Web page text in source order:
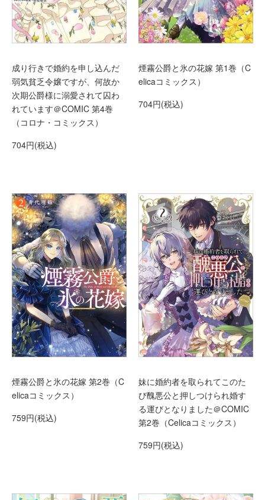
成り行きで婚約を申し込んだ
弱気貧乏令嬢ですが、何故か
次期公爵様に溺愛されて囚わ
れています＠COMIC 第4巻
（コロナ・コミックス）
704円(税込)
煙霧公爵と氷の花嫁 第1巻（C
elicaコミックス）
704円(税込)
煙霧公爵と氷の花嫁 第2巻（C
elicaコミックス）
759円(税込)
妹に婚約者を取られてこのた
び醜悪公と押しつけられ婚す
る運びとなりました＠COMIC
第2巻（Celicaコミックス）
759円(税込)